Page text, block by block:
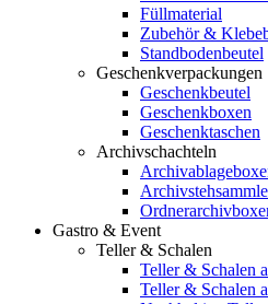
Füllmaterial
Zubehör &
Standbodenbeutel
Geschenkverpackungen
Geschenkbeutel
Geschenkboxen
Geschenktaschen
Archivschachteln
Gastro & Event
Teller & Schalen
Teller & Schalen
Teller & Schalen